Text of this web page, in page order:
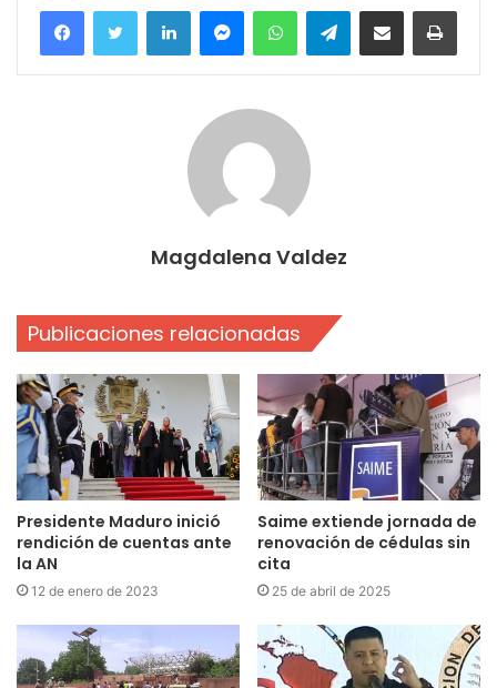
FacebookTwitter LinkedInMessengerWhatsAppTelegramCompartir por correo electrónico
Magdalena Valdez
Publicaciones relacionadas
Presidente Maduro inició
rendición de cuentas ante
la AN
12 de enero de 2023
Saime extiende jornada de
renovación de cédulas sin
cita
25 de abril de 2025